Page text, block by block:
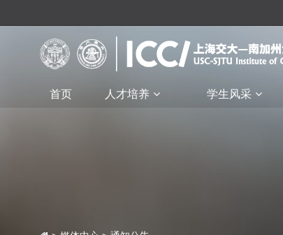
首页 人才培养 学生风采